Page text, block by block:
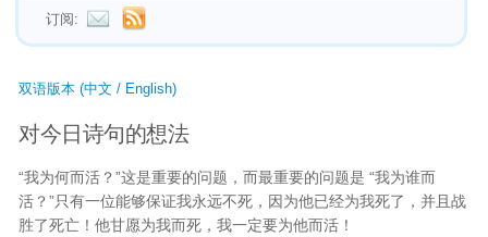
订阅:
双语版本 (中文 / English)
对今日诗句的想法
“我为何而活？”这是重要的问题，而最重要的问题是 “我为谁而
活？”只有一位能够保证我永远不死，因为他已经为我死了，并且战
胜了死亡！他甘愿为我而死，我一定要为他而活！